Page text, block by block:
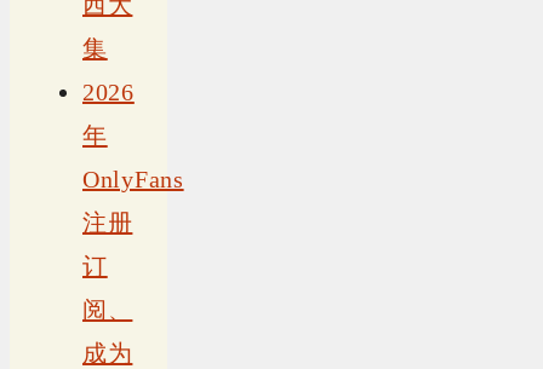
集
2026
年
OnlyFans
注册
订
阅、
成为